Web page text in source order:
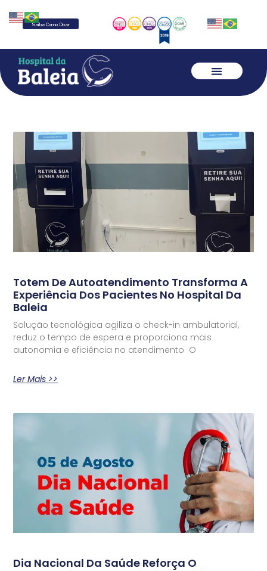
Saiba Como Doar
Totem De Autoatendimento Transforma A
Experiência Dos Pacientes No Hospital Da
Baleia
Solução tecnológica agiliza o check-in ambulatorial,
reduz o tempo de espera e proporciona mais
autonomia e eficiência no atendimento O
Ler Mais >>
Dia Nacional Da Saúde Reforça O